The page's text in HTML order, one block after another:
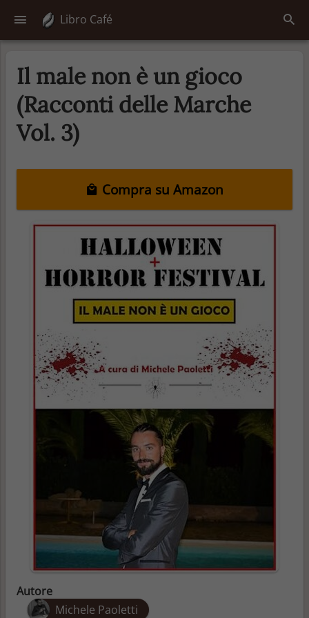
Libro Café
Il male non è un gioco
(Racconti delle Marche
Vol. 3)
Compra su Amazon
Autore
Michele Paoletti